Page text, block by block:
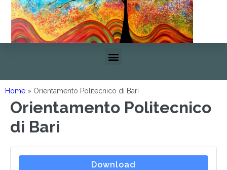
Home » Orientamento Politecnico di Bari
Orientamento Politecnico
di Bari
Download